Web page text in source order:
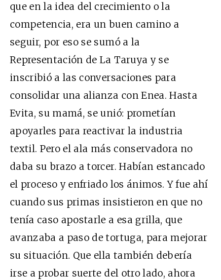
que en la idea del crecimiento o la
competencia, era un buen camino a
seguir, por eso se sumó a la
Representación de La Taruya y se
inscribió a las conversaciones para
consolidar una alianza con Enea. Hasta
Evita, su mamá, se unió: prometían
apoyarles para reactivar la industria
textil. Pero el ala más conservadora no
daba su brazo a torcer. Habían estancado
el proceso y enfriado los ánimos. Y fue ahí
cuando sus primas insistieron en que no
tenía caso apostarle a esa grilla, que
avanzaba a paso de tortuga, para mejorar
su situación. Que ella también debería
irse a probar suerte del otro lado, ahora